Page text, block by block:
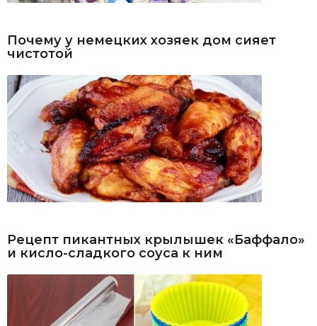
Почему у немецких хозяек дом сияет
чистотой
Рецепт пикантных крылышек «Баффало»
и кисло-сладкого соуса к ним